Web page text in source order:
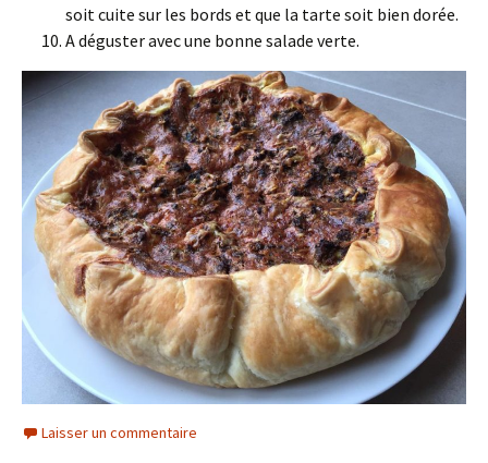
soit cuite sur les bords et que la tarte soit bien dorée.
A déguster avec une bonne salade verte.
Laisser un commentaire